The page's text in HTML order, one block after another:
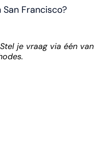
Francisco?
je vraag via één van